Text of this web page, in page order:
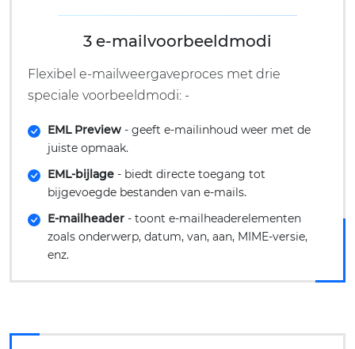
3 e-mailvoorbeeldmodi
Flexibel e-mailweergaveproces met drie
speciale voorbeeldmodi: -
EML Preview - geeft e-mailinhoud weer met de
juiste opmaak.
EML-bijlage - biedt directe toegang tot
bijgevoegde bestanden van e-mails.
E-mailheader - toont e-mailheaderelementen
zoals onderwerp, datum, van, aan, MIME-versie,
enz.